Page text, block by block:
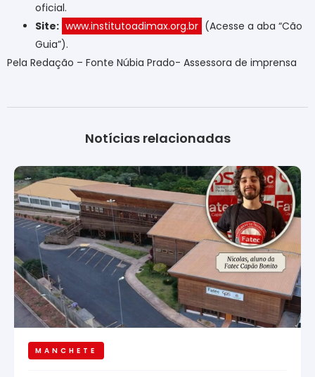
oficial.
Site: www.institutoadimax.org.br (Acesse a aba “Cão
Guia”).
Pela Redação – Fonte Núbia Prado- Assessora de imprensa
Notícias relacionadas
MANCHETE